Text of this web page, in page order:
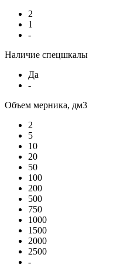
2
1
-
Наличие спецшкалы
Да
-
Объем мерника, дм3
2
5
10
20
50
100
200
500
750
1000
1500
2000
2500
-